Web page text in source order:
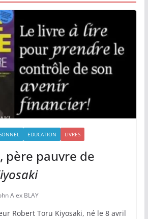
EDUCATION LIVRES
père pauvre de
Alex BLAY
Robert Toru Kiyosaki, né le 8 avril